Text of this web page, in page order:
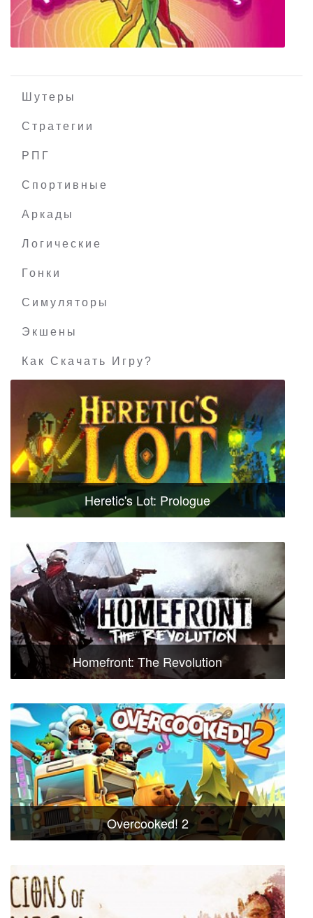
Aldroy - Chapter 1
Шутеры
Стратегии
РПГ
Спортивные
Аркады
Логические
Гонки
Симуляторы
Экшены
Как Скачать Игру?
Heretic's Lot: Prologue
Homefront: The Revolution
Overcooked! 2